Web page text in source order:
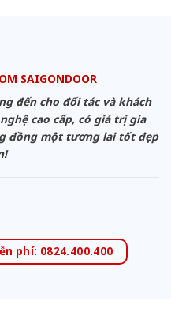
SAIGONDOOR
đến cho đối tác và khách
cao cấp, có giá trị gia
đồng một tương lai tốt đẹp
phí: 0824.400.400